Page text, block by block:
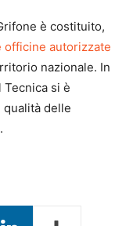
è costituito,
officine autorizzate
nazionale. In
si è
qualità delle